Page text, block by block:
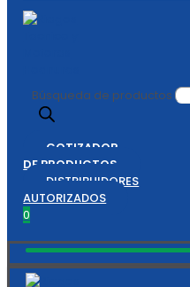
Búsqueda de productos
COTIZADOR
DE PRODUCTOS
DISTRIBUIDORES
AUTORIZADOS
0